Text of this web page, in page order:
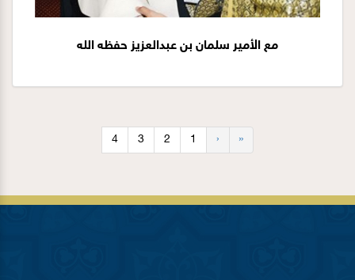
مع الأمير سلمان بن عبدالعزيز حفظه الله
«
‹
1
2
3
4